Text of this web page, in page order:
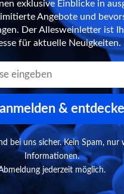
exklusive Einblicke in
Angebote und
Der Allesweinletter ist
für aktuelle Neuigkeiten.
&
bei uns sicher. Kein Spam, nur
Informationen.
jederzeit möglich.